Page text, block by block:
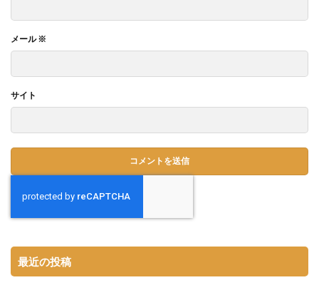
メール※
サイト
最近の投稿